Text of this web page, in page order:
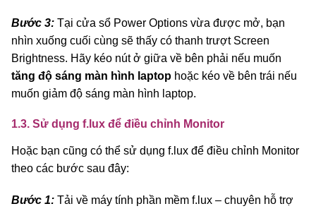
Bước 3: Tại cửa sổ Power Options vừa được mở, bạn
nhìn xuống cuối cùng sẽ thấy có thanh trượt Screen
Brightness. Hãy kéo nút ở giữa về bên phải nếu muốn
tăng độ sáng màn hình laptop hoặc kéo về bên trái nếu
muốn giảm độ sáng màn hình laptop.
1.3. Sử dụng f.lux để điều chỉnh Monitor
Hoặc bạn cũng có thể sử dụng f.lux để điều chỉnh Monitor
theo các bước sau đây:
Bước 1: Tải về máy tính phần mềm f.lux – chuyên hỗ trợ